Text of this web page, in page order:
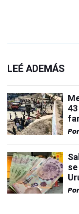
LEÉ ADEMÁS
Por
Por